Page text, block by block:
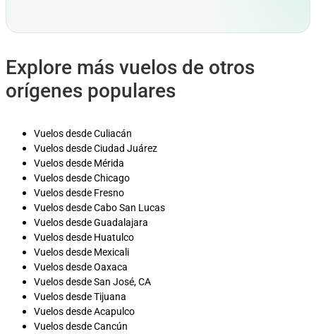
Explore más vuelos de otros
orígenes populares
Vuelos desde Culiacán
Vuelos desde Ciudad Juárez
Vuelos desde Mérida
Vuelos desde Chicago
Vuelos desde Fresno
Vuelos desde Cabo San Lucas
Vuelos desde Guadalajara
Vuelos desde Huatulco
Vuelos desde Mexicali
Vuelos desde Oaxaca
Vuelos desde San José, CA
Vuelos desde Tijuana
Vuelos desde Acapulco
Vuelos desde Cancún